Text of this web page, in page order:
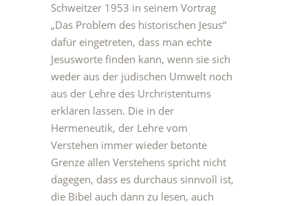
Schweitzer 1953 in seinem Vortrag
„Das Problem des historischen Jesus“
dafür eingetreten, dass man echte
Jesusworte finden kann, wenn sie sich
weder aus der jüdischen Umwelt noch
aus der Lehre des Urchristentums
erklären lassen. Die in der
Hermeneutik, der Lehre vom
Verstehen immer wieder betonte
Grenze allen Verstehens spricht nicht
dagegen, dass es durchaus sinnvoll ist,
die Bibel auch dann zu lesen, auch